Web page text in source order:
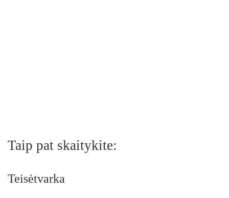
Taip pat skaitykite:
Teisėtvarka